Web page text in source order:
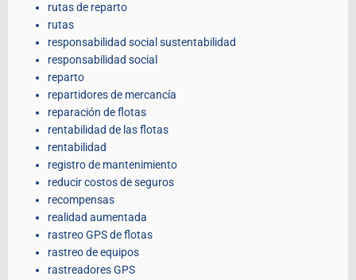
rutas de reparto
rutas
responsabilidad social sustentabilidad
responsabilidad social
reparto
repartidores de mercancía
reparación de flotas
rentabilidad de las flotas
rentabilidad
registro de mantenimiento
reducir costos de seguros
recompensas
realidad aumentada
rastreo GPS de flotas
rastreo de equipos
rastreadores GPS